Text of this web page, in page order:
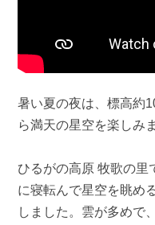
暑い夏の夜は、標高約
ら満天の星空を楽しみ
ひるがの高原 牧歌の里
に寝転んで星空を眺め
しました。雲が多めで